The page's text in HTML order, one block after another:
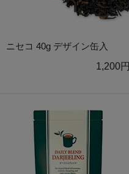
ニセコ 40g デザイン缶入
1,200円